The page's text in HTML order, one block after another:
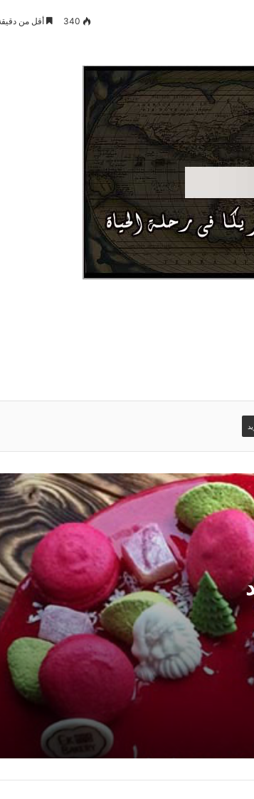
340 أقل من
صور اسم يحيى على تورتة عيد ميلاد سعيد
صور اسم يحيى على القمر
صور اسم يحيى صور لاسم يحيى صور
رومانسية